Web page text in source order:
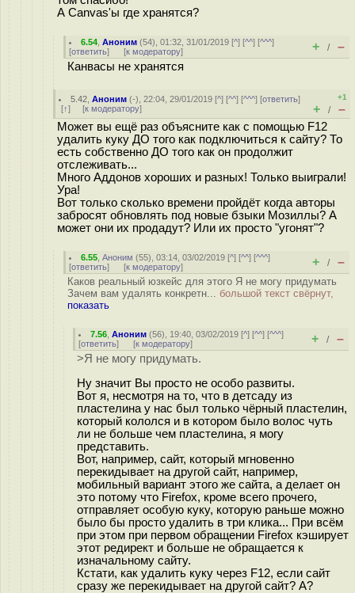
А Canvas'ы где хранятся?
6.54 ,Аноним (54), 01:32, 31/01/2019 [^] [^^] [^^^]
[ответить] [к модератору] + / –
Канвасы не хранятся
5.42 ,Аноним (-), 22:04, 29/01/2019 [^] [^^] [^^^] [ответить]
[↑] [к модератору]
+1
+ / –
Может вы ещё раз объясните как с помощью F12
удалить куку ДО того как подключиться к сайту? То
есть собственно ДО того как он продолжит
отслеживать...
Много Аддонов хороших и разных! Только выиграли!
Ура!
Вот только сколько времени пройдёт когда авторы
забросят обновлять под новые бзыки Мозиллы? А
может они их продадут? Или их просто "угонят"?
6.55 ,Аноним (55), 03:14, 03/02/2019 [^] [^^] [^^^]
[ответить] [к модератору] + / –
Каков реальный юзкейс для этого Я не могу придумать
Зачем вам удалять конкретн... большой текст свёрнут,
показать
7.56 ,Аноним (56), 19:40, 03/02/2019 [^] [^^] [^^^]
[ответить] [к модератору] + / –
>Я не могу придумать.
Ну значит Вы просто не особо развиты.
Вот я, несмотря на то, что в детсаду из
пластелина у нас был только чёрный пластелин,
который кололся и в котором было волос чуть
ли не больше чем пластелина, я могу
представить.
Вот, например, сайт, который мгновенно
перекидывает на другой сайт, например,
мобильный вариант этого же сайта, а делает он
это потому что Firefox, кроме всего прочего,
отправляет особую куку, которую раньше можно
было бы просто удалить в три клика... При всём
при этом при первом обращении Firefox кэширует
этот редирект и больше не обращается к
изначальному сайту.
Кстати, как удалить куку через F12, если сайт
сразу же перекидывает на другой сайт? А?